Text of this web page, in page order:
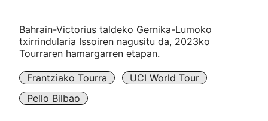
Bahrain-Victorius taldeko Gernika-Lumoko
txirrindularia Issoiren nagusitu da, 2023ko
Tourraren hamargarren etapan.
Frantziako Tourra
UCI World Tour
Pello Bilbao